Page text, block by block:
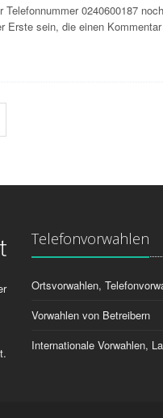
Telefonnummer 0240600187 noch
Erste sein, die einen
Telefonvorwahlen
Ortsvorwahlen,
Vorwahlen von Betreibern
Internationale Vorwahlen,